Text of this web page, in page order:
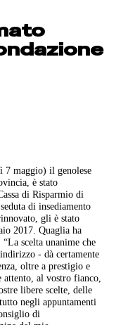
maggio) il genolese
è stato
di Risparmio di
di insediamento
gli è stato
2017. Quaglia ha
scelta unanime che
- dà certamente
oltre a prestigio e
al vostro fianco,
libere scelte, delle
negli appuntamenti
di